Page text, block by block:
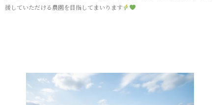
援していただける農園を目指してまいります